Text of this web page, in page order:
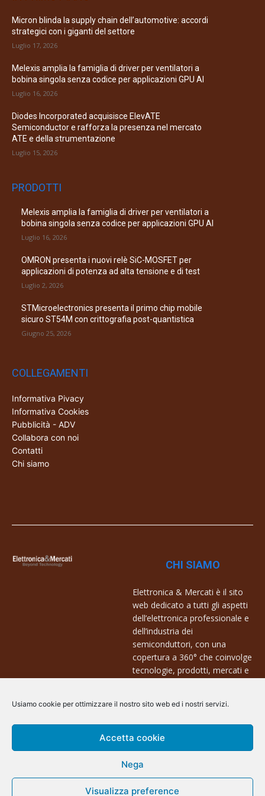
Usiamo cookie per ottimizzare il nostro sito web ed i nostri servizi.
Accetta cookie
Nega
Visualizza preference
Micron blinda la supply chain dell’automotive: accordi
strategici con i giganti del settore
Luglio 17, 2026
Melexis amplia la famiglia di driver per ventilatori a
bobina singola senza codice per applicazioni GPU AI
Luglio 16, 2026
Diodes Incorporated acquisisce ElevATE
Semiconductor e rafforza la presenza nel mercato
ATE e della strumentazione
Luglio 15, 2026
PRODOTTI
Melexis amplia la famiglia di driver per ventilatori a
bobina singola senza codice per applicazioni GPU AI
Luglio 16, 2026
OMRON presenta i nuovi relè SiC-MOSFET per
applicazioni di potenza ad alta tensione e di test
Luglio 2, 2026
STMicroelectronics presenta il primo chip mobile
sicuro ST54M con crittografia post-quantistica
Giugno 25, 2026
COLLEGAMENTI
Informativa Pivacy
Informativa Cookies
Pubblicità - ADV
Collabora con noi
Contatti
Chi siamo
CHI SIAMO
Elettronica & Mercati è il sito
web dedicato a tutti gli aspetti
dell’elettronica professionale e
dell’industria dei
semiconduttori, con una
copertura a 360° che coinvolge
tecnologie, prodotti, mercati e
Contatti:
info@arscommunication.it
@ArsCommunication 2023